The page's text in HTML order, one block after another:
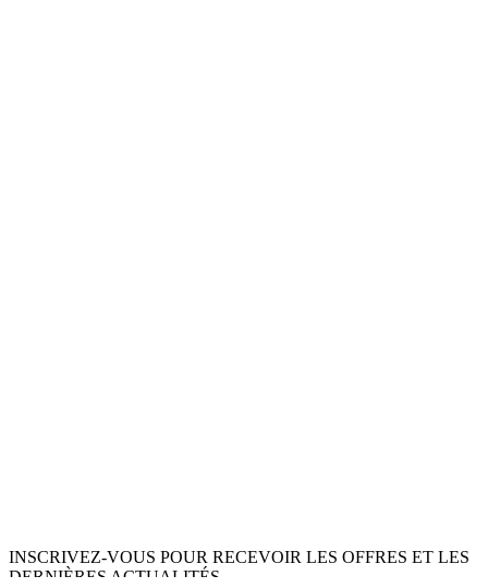
INSCRIVEZ-VOUS POUR RECEVOIR LES OFFRES ET LES
DERNIÈRES ACTUALITÉS.